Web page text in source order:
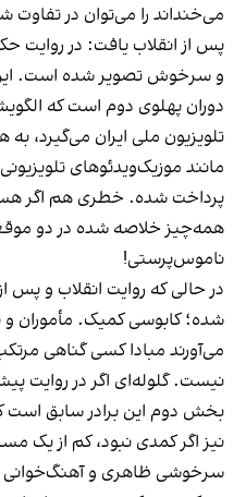
می‌خنداند را می‌توان در
پس از انقلاب یافت: در روایت
و سرخوش تصویر شده است.
دوران پهلوی دوم است که
تلویزیون ملی ایران می‌گیرد،
مانند موزیک‌ویدئوهای
پرداخت شده. خطری هم اگر
همه‌چیز خلاصه شده در دو
ناموس‌پرستی!
در حالی که روایت انقلاب و پس
شده؛ کابوسی کمیک. مأموران و
می‌آورند مبادا کسی گناهی
نیست. گلوله‌ای اگر در روایت
بخش دوم این برادر سابق است
نیز اگر کمدی نبود، کم از یک
سرخوشی ظاهری و